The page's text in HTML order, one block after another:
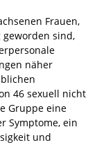
Frauen,
sind,
näher
46 sexuell nicht
Gruppe eine
Symptome, ein
und